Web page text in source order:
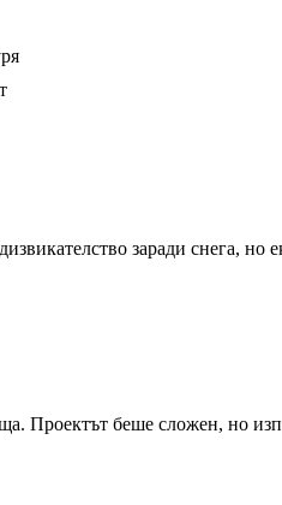
заради снега,
Проектът беше сложен, но